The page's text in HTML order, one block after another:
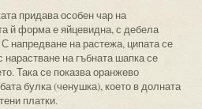
придава особен чар на
й форма е яйцевидна, с дебела
напредване на растежа, ципата се
нарастване на гъбната шапка се
Така се показва оранжево
булка (ченушка), което в долната
платки.